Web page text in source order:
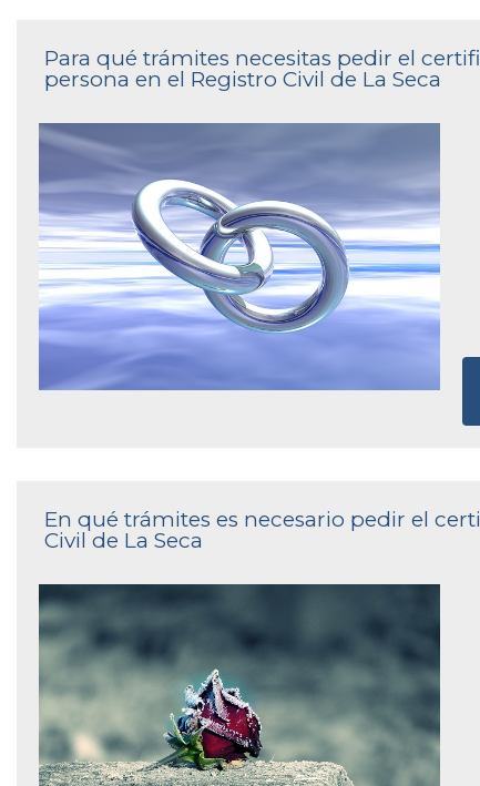
Para qué trámites necesitas pedir el
persona en el Registro Civil de La Seca
En qué trámites es necesario pedir el
Civil de La Seca